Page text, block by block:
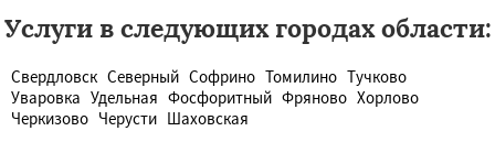
Услуги в следующих городах области:
Свердловск Северный Софрино Томилино Тучково
Уваровка Удельная Фосфоритный Фряново Хорлово
Черкизово Черусти Шаховская